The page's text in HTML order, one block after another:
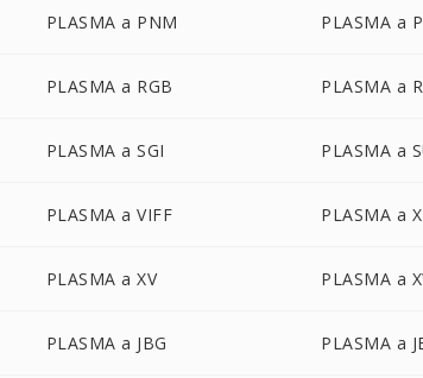
PLASMA a PNM PLASMA a
PLASMA a RGB PLASMA a
PLASMA a SGI PLASMA a
PLASMA a VIFF PLASMA a
PLASMA a XV PLASMA a
PLASMA a JBG PLASMA a